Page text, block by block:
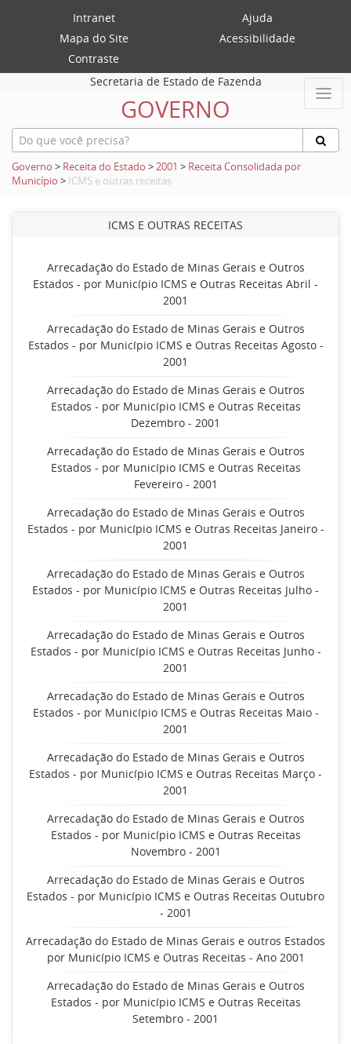
Intranet
Ajuda
Mapa do Site
Acessibilidade
Contraste
Secretaria de Estado de Fazenda
GOVERNO
Governo > Receita do Estado >2001 > Receita Consolidada por
Município > ICMS e outras receitas
ICMS E OUTRAS RECEITAS
Arrecadação do Estado de Minas Gerais e Outros
Estados - por Município ICMS e Outras Receitas Abril -
2001
Arrecadação do Estado de Minas Gerais e Outros
Estados - por Município ICMS e Outras Receitas Agosto -
2001
Arrecadação do Estado de Minas Gerais e Outros
Estados - por Município ICMS e Outras Receitas
Dezembro - 2001
Arrecadação do Estado de Minas Gerais e Outros
Estados - por Município ICMS e Outras Receitas
Fevereiro - 2001
Arrecadação do Estado de Minas Gerais e Outros
Estados - por Município ICMS e Outras Receitas Janeiro -
2001
Arrecadação do Estado de Minas Gerais e Outros
Estados - por Município ICMS e Outras Receitas Julho -
2001
Arrecadação do Estado de Minas Gerais e Outros
Estados - por Município ICMS e Outras Receitas Junho -
2001
Arrecadação do Estado de Minas Gerais e Outros
Estados - por Município ICMS e Outras Receitas Maio -
2001
Arrecadação do Estado de Minas Gerais e Outros
Estados - por Município ICMS e Outras Receitas Março -
2001
Arrecadação do Estado de Minas Gerais e Outros
Estados - por Município ICMS e Outras Receitas
Novembro - 2001
Arrecadação do Estado de Minas Gerais e Outros
Estados - por Município ICMS e Outras Receitas Outubro
- 2001
Arrecadação do Estado de Minas Gerais e outros Estados
por Município ICMS e Outras Receitas - Ano 2001
Arrecadação do Estado de Minas Gerais e Outros
Estados - por Município ICMS e Outras Receitas
Setembro - 2001